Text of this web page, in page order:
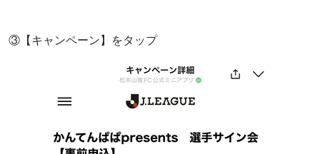
③【キャンペーン】をタップ